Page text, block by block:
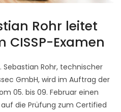
Rohr leitet
CISSP-Examen
Sebastian Rohr, technischer
GmbH, wird im Auftrag der
05. bis 09. Februar einen
die Prüfung zum Certified